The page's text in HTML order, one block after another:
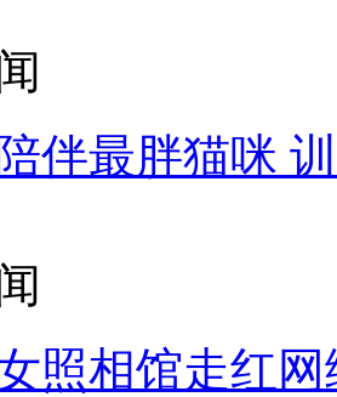
伴最胖猫咪
照相馆走红网